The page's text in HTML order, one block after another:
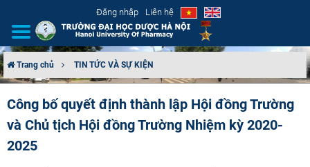
Đăng nhập Liên hệ
CƠ CẤU TỔ CHỨC
Trang chủ TIN TỨC VÀ SỰ KIỆN
Công bố quyết định thành lập Hội đồng Trường
và Chủ tịch Hội đồng Trường Nhiệm kỳ 2020-
2025